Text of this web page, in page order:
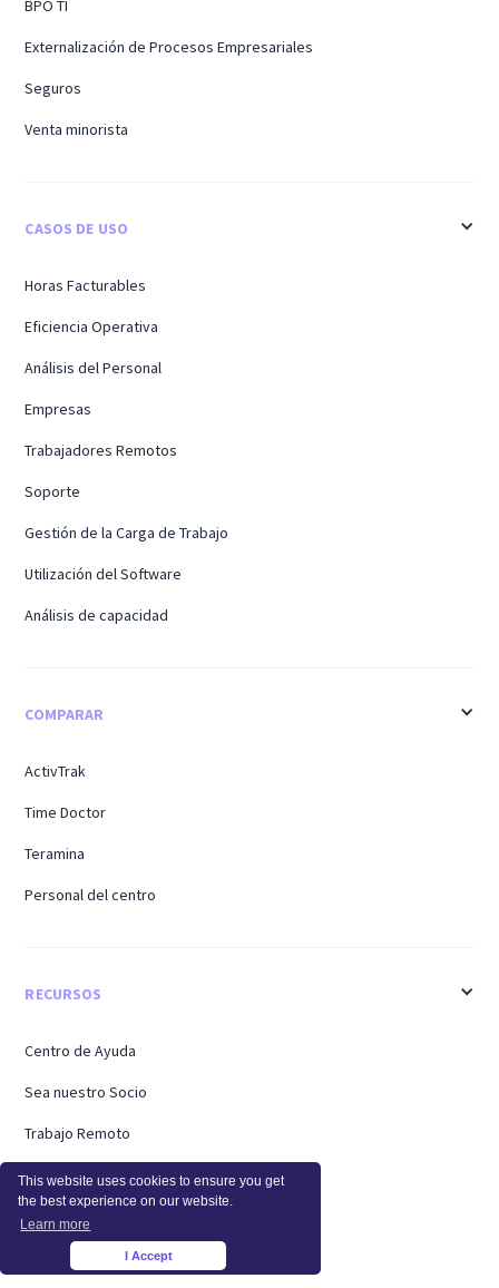
This website uses cookies to ensure you get
the best experience on our website.
Learn more
I Accept
BPO TI
Externalización de Procesos Empresariales
Seguros
Venta minorista
CASOS DE USO
Horas Facturables
Eficiencia Operativa
Análisis del Personal
Empresas
Trabajadores Remotos
Soporte
Gestión de la Carga de Trabajo
Utilización del Software
Análisis de capacidad
COMPARAR
ActivTrak
Time Doctor
Teramina
Personal del centro
RECURSOS
Centro de Ayuda
Sea nuestro Socio
Trabajo Remoto
Trabajo Híbrido
Regreso a la oficina